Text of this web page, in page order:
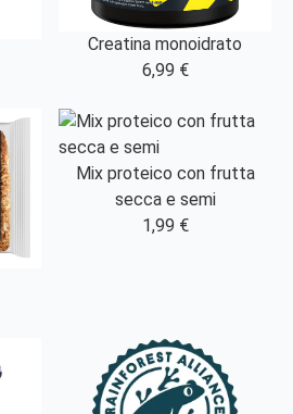
Creatina monoidrato
6,99 €
Mix proteico con frutta
secca e semi
1,99 €